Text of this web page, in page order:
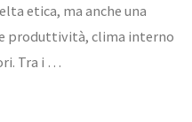
etica, ma anche una
produttività, clima interno
Tra i …